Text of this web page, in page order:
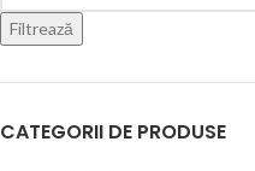
Filtrează
CATEGORII DE PRODUSE